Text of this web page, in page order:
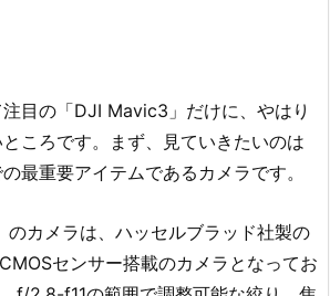
目の「DJI Mavic3」だけに、やはり
ころです。まず、見ていきたいのは
最重要アイテムであるカメラです。
カメラは、ハッセルブラッド社製の
センサー搭載のカメラとなってお